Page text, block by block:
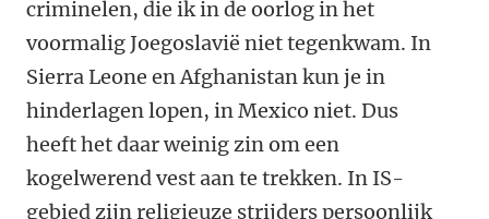
criminelen, die ik in de oorlog in het
voormalig ­Joegoslavië niet tegenkwam. In
Sierra Leone en Afghanistan kun je in
hinderlagen lopen, in Mexico niet. Dus
heeft het daar weinig zin om een
kogelwerend vest aan te trekken. In IS-
gebied zijn religieuze strijders persoonlijk